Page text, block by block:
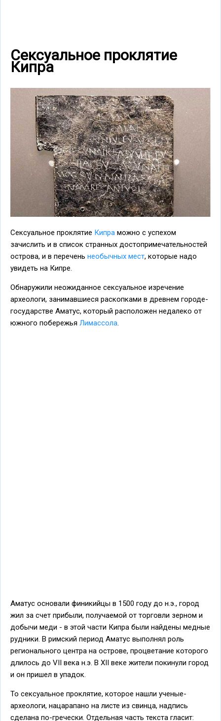
Сексуальное проклятие
Кипра
Сексуальное проклятие Кипра можно с успехом
зачислить и в список странных достопримечательностей
острова, и в перечень необычных мест, которые надо
увидеть на Кипре.
Обнаружили неожиданное сексуальное изречение
археологи, занимавшиеся раскопками в древнем городе-
государстве Аматус, который расположен недалеко от
южного побережья Лимассола.
Аматус основали финикийцы в 1500 году до н.э., город
жил за счет прибыли, получаемой от торговли зерном и
добычи меди - в этой части Кипра были найдены медные
рудники. В римский период Аматус выполнял роль
регионального центра на острове, процветание которого
длилось до VII века н.э. В XII веке жители покинули город
и он пришел в упадок.
То сексуальное проклятие, которое нашли ученые-
археологи, нацарапано на листе из свинца, надпись
сделана по-гречески. Отдельная часть текста гласит: